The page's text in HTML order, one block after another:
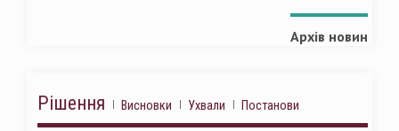
Архів новин
Рішення Висновки Ухвали Постанови